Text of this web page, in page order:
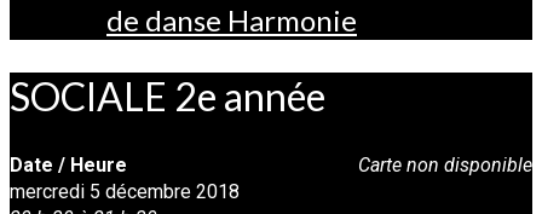
de danse Harmonie
SOCIALE 2e année
Carte non disponible
Date / Heure
mercredi 5 décembre 2018